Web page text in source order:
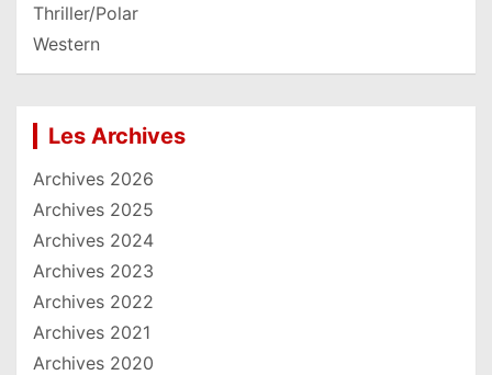
Thriller/Polar
Western
Les Archives
Archives 2026
Archives 2025
Archives 2024
Archives 2023
Archives 2022
Archives 2021
Archives 2020